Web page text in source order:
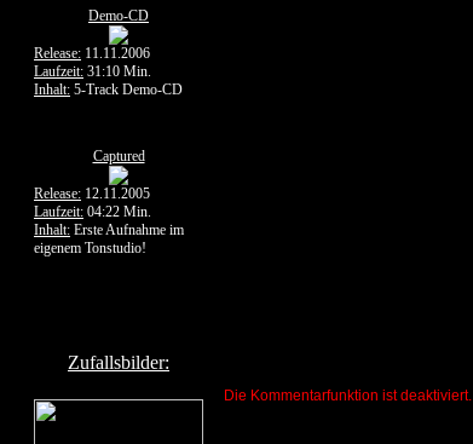
Demo-CD
Release: 11.11.2006
Laufzeit: 31:10 Min.
Inhalt: 5-Track Demo-CD
Captured
Release: 12.11.2005
Laufzeit: 04:22 Min.
Inhalt: Erste Aufnahme im
eigenem Tonstudio!
Zufallsbilder:
Die Kommentarfunktion ist deaktiviert.